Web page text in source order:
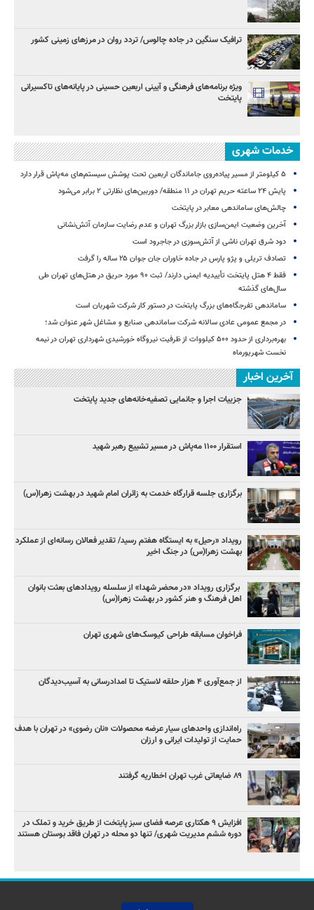
ترافیک سنگین در جاده چالوس/ تردد روان در مرزهای زمینی کشور
ویژه برنامه‌های فرهنگی و آیینی اربعین حسینی در پایانه‌های تاکسیرانی
پایتخت
خدمات شهری
۵ کیلومتر از مسیر پیاده‌روی جاماندگان اربعین تحت پوشش سیستم‌های مه‌پاش قرار دارد
پایش ۲۴ ساعته حریم تهران در ۱۱ منطقه/ دوربین‌های نظارتی ۲ برابر می‌شود
چالش‌های ساماندهی معابر در پایتخت
آخرین وضعیت ایمن‌سازی بازار بزرگ تهران و عدم رضایت سازمان آتش‌نشانی
دود شرق تهران ناشی از آتش‌سوزی در جاجرود است
تصادف تریلی و پژو پارس در جاده خاوران جان جوان ۲۵ ساله را گرفت
فقط ۴ هتل پایتخت تأییدیه ایمنی دارند/ ثبت ۹۰ مورد حریق در هتل‌های تهران طی
سال‌های گذشته
ساماندهی تفرجگاه‌های بزرگ پایتخت در دستور کار شرکت شهربان است
در مجمع عمومی عادی سالانه شرکت ساماندهی صنایع و مشاغل شهر عنوان شد؛
بهره‌برداری از حدود ۵۰۰ کیلووات از ظرفیت نیروگاه خورشیدی شهرداری تهران در نیمه
نخست شهریورماه
آخرین اخبار
جزییات اجرا و جانمایی تصفیه‌خانه‌های جدید پایتخت
استقرار ۱۱۰۰ مه‌پاش در مسیر تشییع رهبر شهید
برگزاری جلسه قرارگاه خدمت به زائران امام شهید در بهشت زهرا(س)
رویداد «رحیل» به ایستگاه هفتم رسید/ تقدیر فعالان رسانه‌ای از عملکرد
بهشت زهرا(س) در جنگ اخیر
برگزاری رویداد «در محضر شهدا» از سلسله رویدادهای بعثت بانوان
اهل فرهنگ و هنر کشور در بهشت زهرا(س)
فراخوان مسابقه طراحی کیوسک‌های شهری تهران
از جمع‌آوری ۴ هزار حلقه لاستیک تا امدادرسانی به آسیب‌دیدگان
راه‌اندازی واحدهای سیار عرضه محصولات «نان رضوی» در تهران با هدف
حمایت از تولیدات ایرانی و ارزان
۸۹ ضایعاتی غرب تهران اخطاریه گرفتند
افزایش ۹ هکتاری عرصه فضای سبز پایتخت از طریق خرید و تملک در
دوره ششم مدیریت شهری/ تنها دو محله در تهران فاقد بوستان هستند